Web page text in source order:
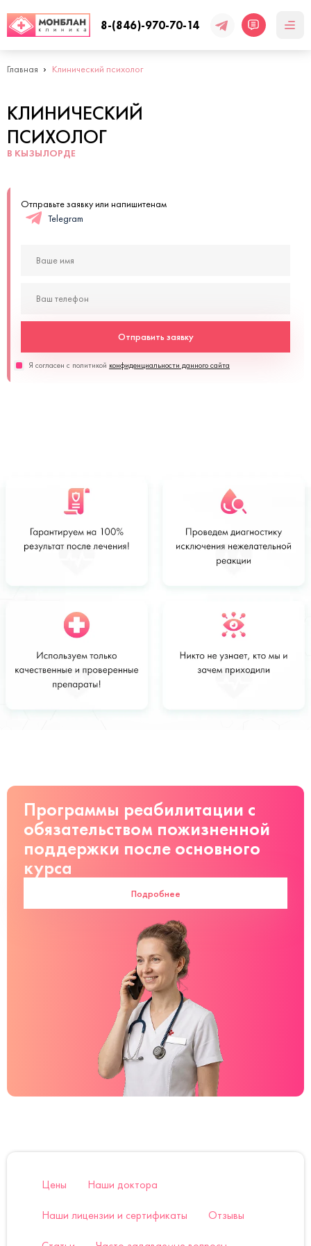
8-(846)-970-70-14
Главная Клинический психолог
КЛИНИЧЕСКИЙ
ПСИХОЛОГ
В КЫЗЫЛОРДЕ
Отправьте заявку или напишитенам
Telegram
Отправить заявку
Я согласен с политикой конфиденциальности данного сайта
Стоимость
от 1 500 ₽
Заказать
Программы реабилитации с
обязательством пожизненной
поддержки после основного
курса
Подробнее
Цены Наши доктора
Наши лицензии и сертификаты Отзывы